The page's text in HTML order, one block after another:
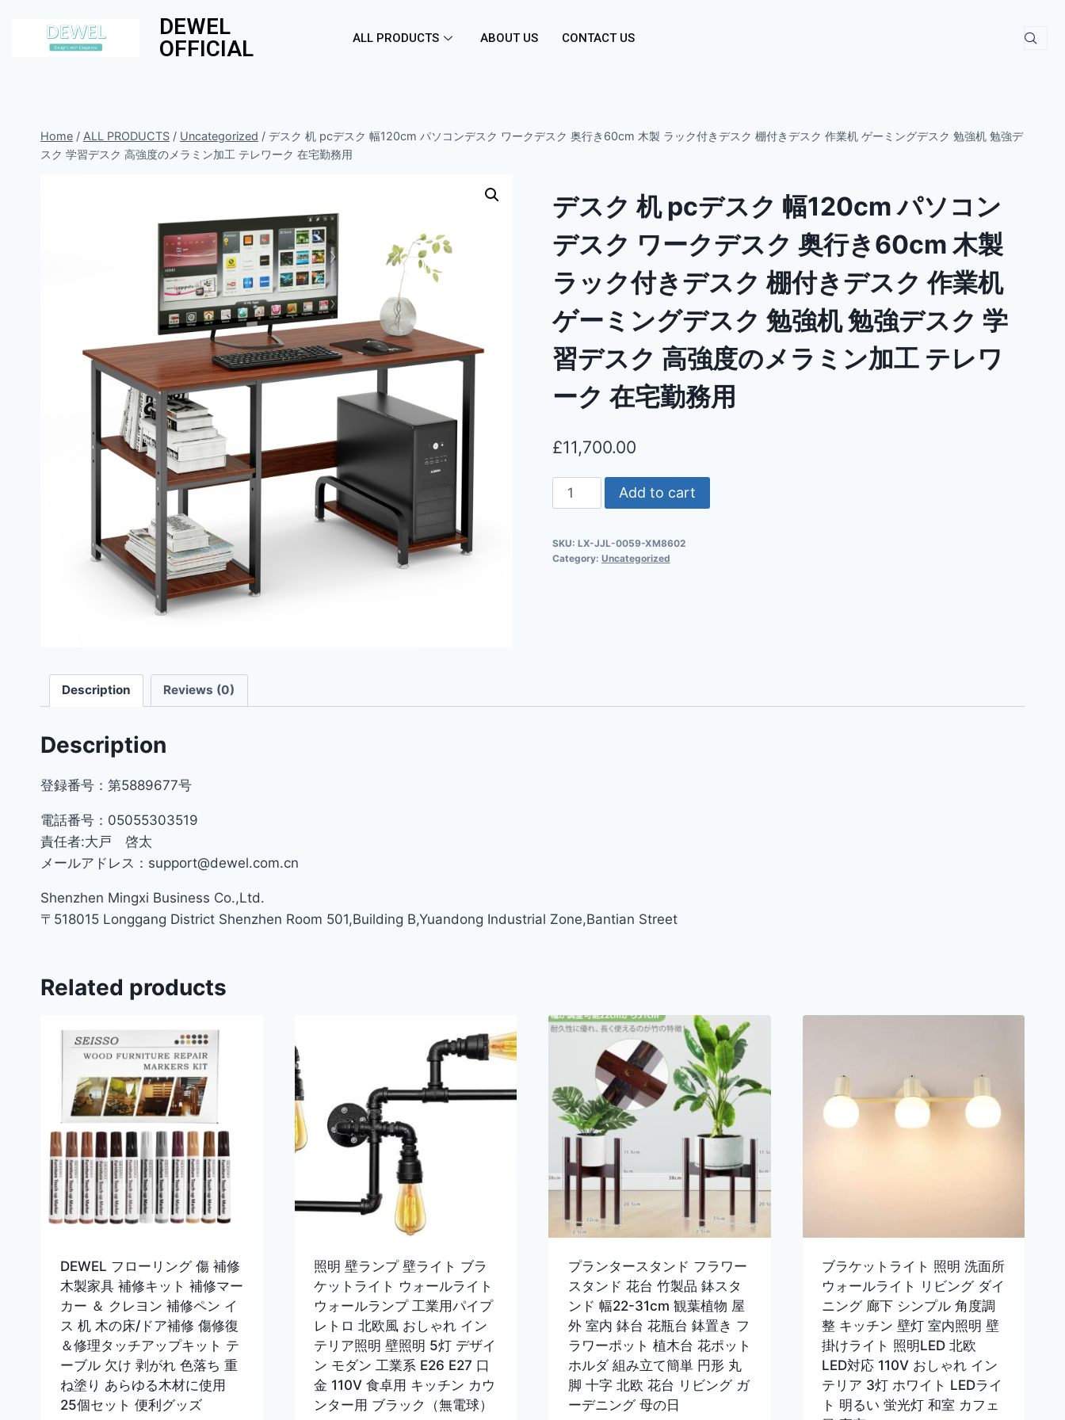
DEWEL
OFFICIAL
ALL PRODUCTS ABOUT US CONTACT US
Home / ALL PRODUCTS / Uncategorized / デスク 机 pcデスク 幅120cm パソコンデスク ワークデスク 奥行き60cm 木製 ラック付きデスク 棚付きデスク 作業机 ゲーミングデスク 勉強机 勉強デ
スク 学習デスク 高強度のメラミン加工 テレワーク 在宅勤務用
デスク 机 pcデスク 幅120cm パソコン
デスク ワークデスク 奥行き60cm 木製
ラック付きデスク 棚付きデスク 作業机
ゲーミングデスク 勉強机 勉強デスク 学
習デスク 高強度のメラミン加工 テレワ
ーク 在宅勤務用
£11,700.00
Add to cart
SKU: LX-JJL-0059-XM8602
Category: Uncategorized
Description Reviews (0)
Description
登録番号：第5889677号
電話番号：05055303519
責任者:大戸 啓太
メールアドレス：support@dewel.com.cn
Shenzhen Mingxi Business Co.,Ltd.
〒518015 Longgang District Shenzhen Room 501,Building B,Yuandong Industrial Zone,Bantian Street
Related products
DEWEL フローリング 傷 補修
木製家具 補修キット 補修マー
カー ＆ クレヨン 補修ペン イ
ス 机 木の床/ドア補修 傷修復
＆修理タッチアップキット テ
ーブル 欠け 剥がれ 色落ち 重
ね塗り あらゆる木材に使用
25個セット 便利グッズ
照明 壁ランプ 壁ライト ブラ
ケットライト ウォールライト
ウォールランプ 工業用パイプ
レトロ 北欧風 おしゃれ イン
テリア照明 壁照明 5灯 デザイ
ン モダン 工業系 E26 E27 口
金 110V 食卓用 キッチン カウ
ンター用 ブラック（無電球）
プランタースタンド フラワー
スタンド 花台 竹製品 鉢スタ
ンド 幅22-31cm 観葉植物 屋
外 室内 鉢台 花瓶台 鉢置き フ
ラワーポット 植木台 花ポット
ホルダ 組み立て簡単 円形 丸
脚 十字 北欧 花台 リビング ガ
ーデニング 母の日
ブラケットライト 照明 洗面所
ウォールライト リビング ダイ
ニング 廊下 シンプル 角度調
整 キッチン 壁灯 室内照明 壁
掛けライト 照明LED 北欧
LED対応 110V おしゃれ イン
テリア 3灯 ホワイト LEDライ
ト 明るい 蛍光灯 和室 カフェ